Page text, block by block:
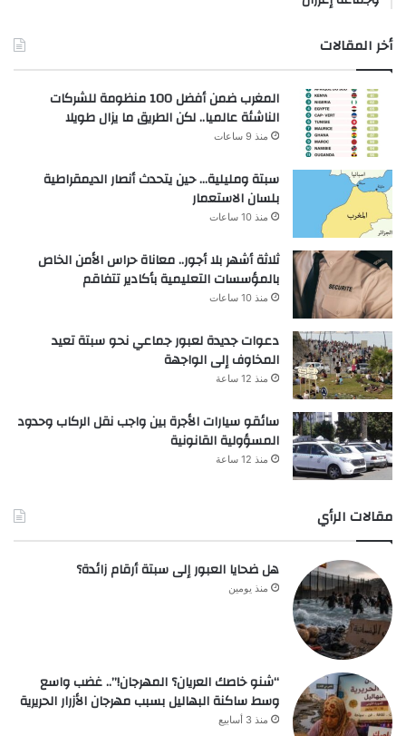
أخر المقالات
المغرب ضمن أفضل 100 منظومة للشركات
الناشئة عالميا.. لكن الطريق ما يزال طويلا
منذ 9 ساعات
سبتة ومليلية… حين يتحدث أنصار الديمقراطية
بلسان الاستعمار
منذ 10 ساعات
ثلاثة أشهر بلا أجور.. معاناة حراس الأمن الخاص
بالمؤسسات التعليمية بأكادير تتفاقم
منذ 10 ساعات
دعوات جديدة لعبور جماعي نحو سبتة تعيد
المخاوف إلى الواجهة
منذ 12 ساعة
سائقو سيارات الأجرة بين واجب نقل الركاب وحدود
المسؤولية القانونية
منذ 12 ساعة
مقالات الرأي
هل ضحايا العبور إلى سبتة أرقام زائدة؟
منذ يومين
“شنو خاصك العريان؟ المهرجان!”.. غضب واسع
وسط ساكنة البهاليل بسبب مهرجان الأزرار الحريرية
منذ 3 أسابيع